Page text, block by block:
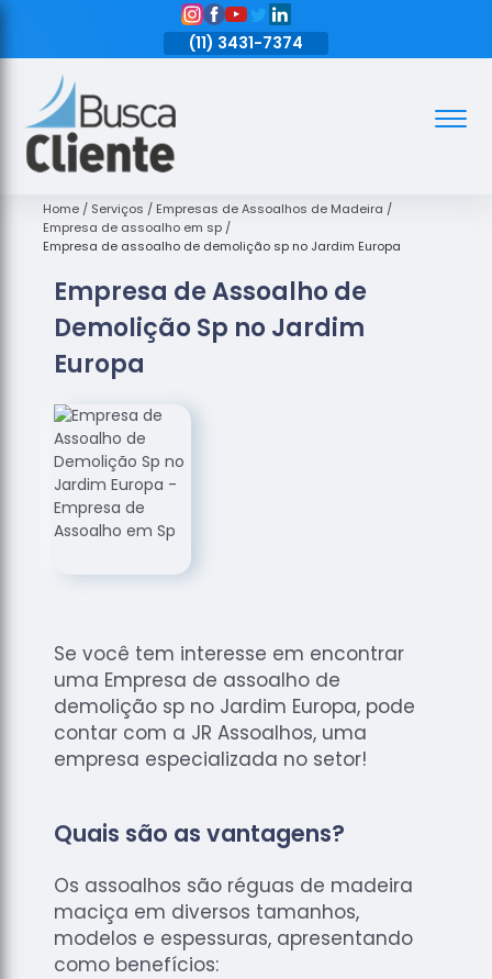
(11) 3431-7374
Assoalhos
de Madeira
Decks de
Empresas
de
de Madeira
Loja de
Assoalhos
Raspagem
Assoalhos
de Tacos
de
Madeiras
Raspagens
de Pisos
Home Serviços
Empresas de Assoalhos de Madeira
Empresa de assoalho em sp
Empresa de assoalho de demolição sp no Jardim Europa
Empresa de Assoalho de
Demolição Sp no Jardim
Europa
Se você tem interesse em encontrar
uma Empresa de assoalho de
demolição sp no Jardim Europa, pode
contar com a JR Assoalhos, uma
empresa especializada no setor!
Quais são as vantagens?
Os assoalhos são réguas de madeira
maciça em diversos tamanhos,
modelos e espessuras, apresentando
como benefícios: